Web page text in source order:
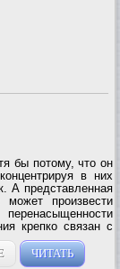
бы потому, что он
в них
А представленная
произвести
крепко связан с
восприятием...
ЧИТАТЬ